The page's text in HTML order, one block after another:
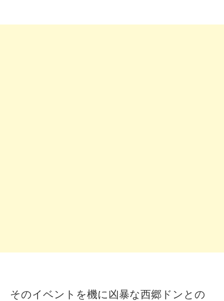
そのイベントを機に凶暴な西郷ドンとの